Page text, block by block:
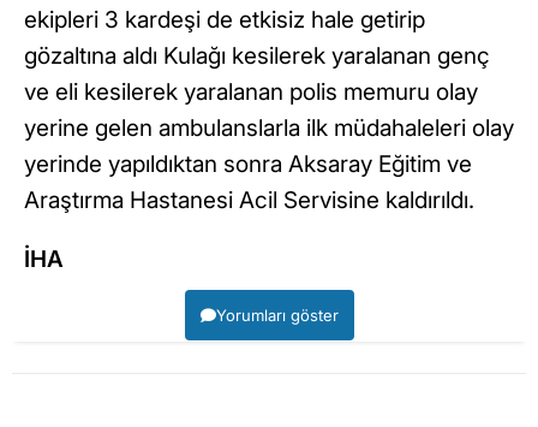
ekipleri 3 kardeşi de etkisiz hale getirip
gözaltına aldı Kulağı kesilerek yaralanan genç
ve eli kesilerek yaralanan polis memuru olay
yerine gelen ambulanslarla ilk müdahaleleri olay
yerinde yapıldıktan sonra Aksaray Eğitim ve
Araştırma Hastanesi Acil Servisine kaldırıldı.
İHA
Yorumları göster